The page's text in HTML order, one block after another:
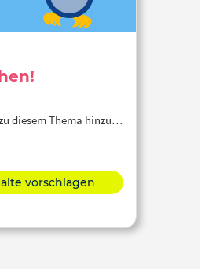
diesem Thema hinzu…
vorschlagen